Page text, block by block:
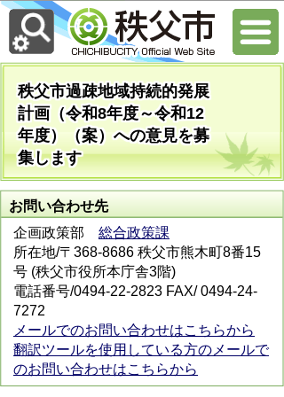
秩父市過疎地域持続的発展
計画（令和8年度～令和12
年度）（案）への意見を募
集します
お問い合わせ先
企画政策部 総合政策課
所在地/〒368-8686 秩父市熊木町8番15
号 (秩父市役所本庁舎3階)
電話番号/0494-22-2823 FAX/ 0494-24-
7272
メールでのお問い合わせはこちらから
翻訳ツールを使用している方のメールで
のお問い合わせはこちらから